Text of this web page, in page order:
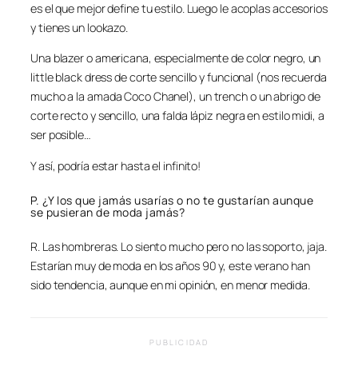
es el que mejor define tu estilo. Luego le acoplas accesorios
y tienes un lookazo.
Una blazer o americana, especialmente de color negro, un
little black dress de corte sencillo y funcional (nos recuerda
mucho a la amada Coco Chanel), un trench o un abrigo de
corte recto y sencillo, una falda lápiz negra en estilo midi, a
ser posible…
Y así, podría estar hasta el infinito!
P. ¿Y los que jamás usarías o no te gustarían aunque
se pusieran de moda jamás?
R. Las hombreras. Lo siento mucho pero no las soporto, jaja.
Estarían muy de moda en los años 90 y, este verano han
sido tendencia, aunque en mi opinión, en menor medida.
PUBLICIDAD